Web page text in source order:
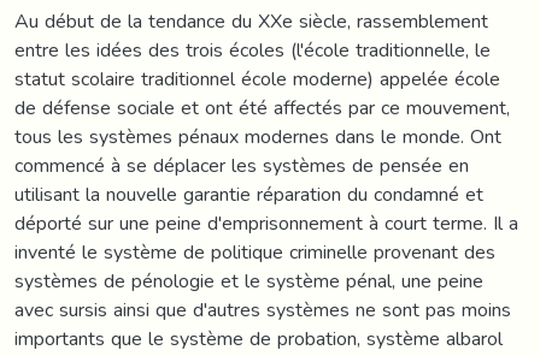
Au début de la tendance du XXe siècle, rassemblement
entre les idées des trois écoles (l'école traditionnelle, le
statut scolaire traditionnel école moderne) appelée école
de défense sociale et ont été affectés par ce mouvement,
tous les systèmes pénaux modernes dans le monde. Ont
commencé à se déplacer les systèmes de pensée en
utilisant la nouvelle garantie réparation du condamné et
déporté sur une peine d'emprisonnement à court terme. Il a
inventé le système de politique criminelle provenant des
systèmes de pénologie et le système pénal, une peine
avec sursis ainsi que d'autres systèmes ne sont pas moins
importants que le système de probation, système albarol